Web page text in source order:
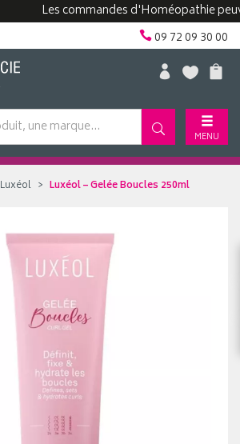
Les commandes d'Homéopathie
09 72 09 30 00
MENU
Luxéol Luxéol – Gelée Boucles 250ml